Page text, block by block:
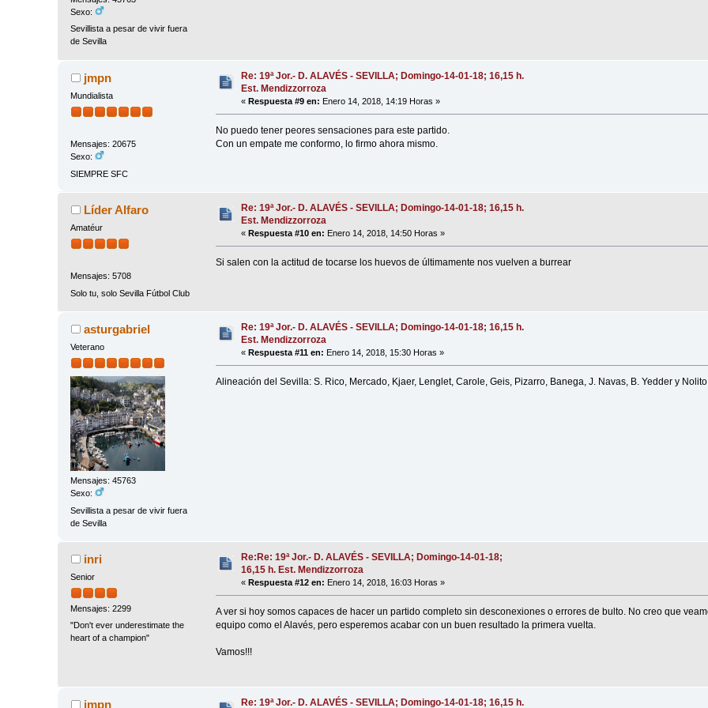
Sexo:
Sevillista a pesar de vivir fuera
de Sevilla
jmpn
Mundialista
Mensajes: 20675
Sexo:
SIEMPRE SFC
Re: 19ª Jor.- D. ALAVÉS - SEVILLA; Domingo-14-01-18; 16,15 h.
Est. Mendizzorroza
«Respuesta #9 en: Enero 14, 2018, 14:19 Horas »
No puedo tener peores sensaciones para este partido.
Con un empate me conformo, lo firmo ahora mismo.
Líder Alfaro
Amatéur
Mensajes: 5708
Solo tu, solo Sevilla Fútbol Club
Re: 19ª Jor.- D. ALAVÉS - SEVILLA; Domingo-14-01-18; 16,15 h.
Est. Mendizzorroza
«Respuesta #10 en: Enero 14, 2018, 14:50 Horas »
Si salen con la actitud de tocarse los huevos de últimamente nos vuelven a burrear
asturgabriel
Veterano
Mensajes: 45763
Sexo:
Sevillista a pesar de vivir fuera
de Sevilla
Re: 19ª Jor.- D. ALAVÉS - SEVILLA; Domingo-14-01-18; 16,15 h.
Est. Mendizzorroza
«Respuesta #11 en: Enero 14, 2018, 15:30 Horas »
Alineación del Sevilla: S. Rico, Mercado, Kjaer, Lenglet, Carole, Geis, Pizarro, Banega, J. Navas, B. Yedder y
inri
Senior
Mensajes: 2299
"Don't ever underestimate the
heart of a champion"
Re:Re: 19ª Jor.- D. ALAVÉS - SEVILLA; Domingo-14-01-18;
16,15 h. Est. Mendizzorroza
«Respuesta #12 en: Enero 14, 2018, 16:03 Horas »
A ver si hoy somos capaces de hacer un partido completo sin desconexiones o errores de bulto. No creo que
equipo como el Alavés, pero esperemos acabar con un buen resultado la primera vuelta.
Vamos!!!
jmpn Re: 19ª Jor.- D. ALAVÉS - SEVILLA; Domingo-14-01-18; 16,15 h.